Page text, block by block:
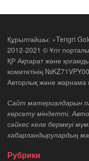
Құрылтайшы: «Tengri
2012-2021 © Ұлт порталы
ҚР Ақпарат және
комитетінің
Авторлық және жарнама
Сайт материалдарын
көрсету міндетті.
сәйкес келе бермеуі
хабарландырулардың
Рубрики